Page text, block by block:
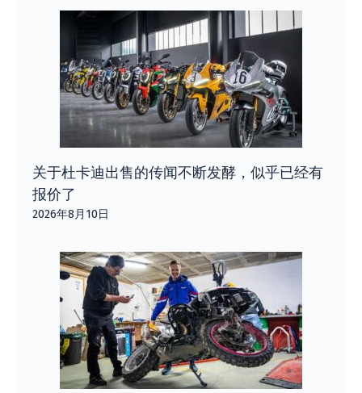
关于杜卡迪出售的传闻不断发酵，似乎已经有
报价了
2026年8月10日